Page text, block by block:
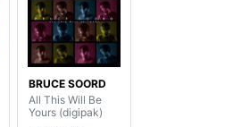
BRUCE SOORD
All This Will Be
Yours (digipak)